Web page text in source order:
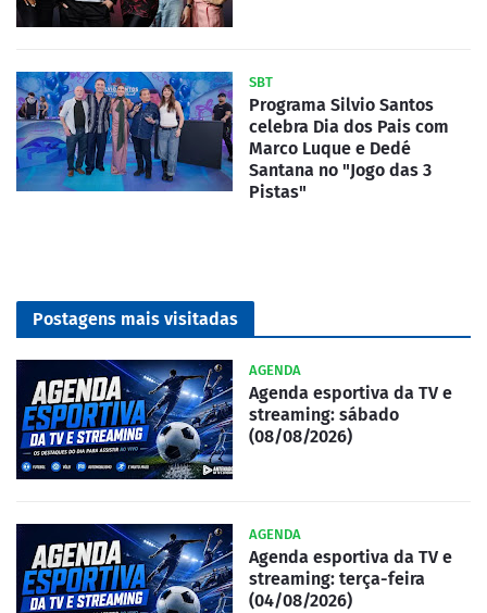
SBT
Programa Silvio Santos
celebra Dia dos Pais com
Marco Luque e Dedé
Santana no "Jogo das 3
Pistas"
Postagens mais visitadas
AGENDA
Agenda esportiva da TV e
streaming: sábado
(08/08/2026)
AGENDA
Agenda esportiva da TV e
streaming: terça-feira
(04/08/2026)